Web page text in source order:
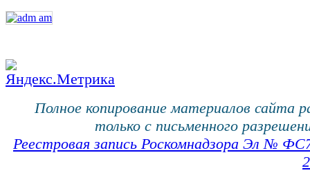
Полное копирование материалов сайта
только с письменного
Реестровая запись Роскомнадзора Эл №